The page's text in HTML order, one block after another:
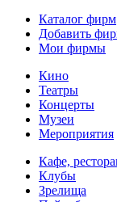
Каталог фирм
Добавить
Мои фирмы
Кино
Театры
Концерты
Музеи
Мероприятия
Кафе,
Клубы
Зрелища